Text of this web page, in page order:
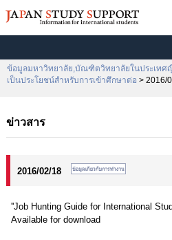
ข้อมูลมหาวิทยาลัย,บัณฑิตวิทยาลัยในประเทศ
เป็นประโยชน์สำหรับการเข้าศึกษาต่อ > 2016/
ข่าวสาร
2016/02/18
''Job Hunting Guide for International
Available for download